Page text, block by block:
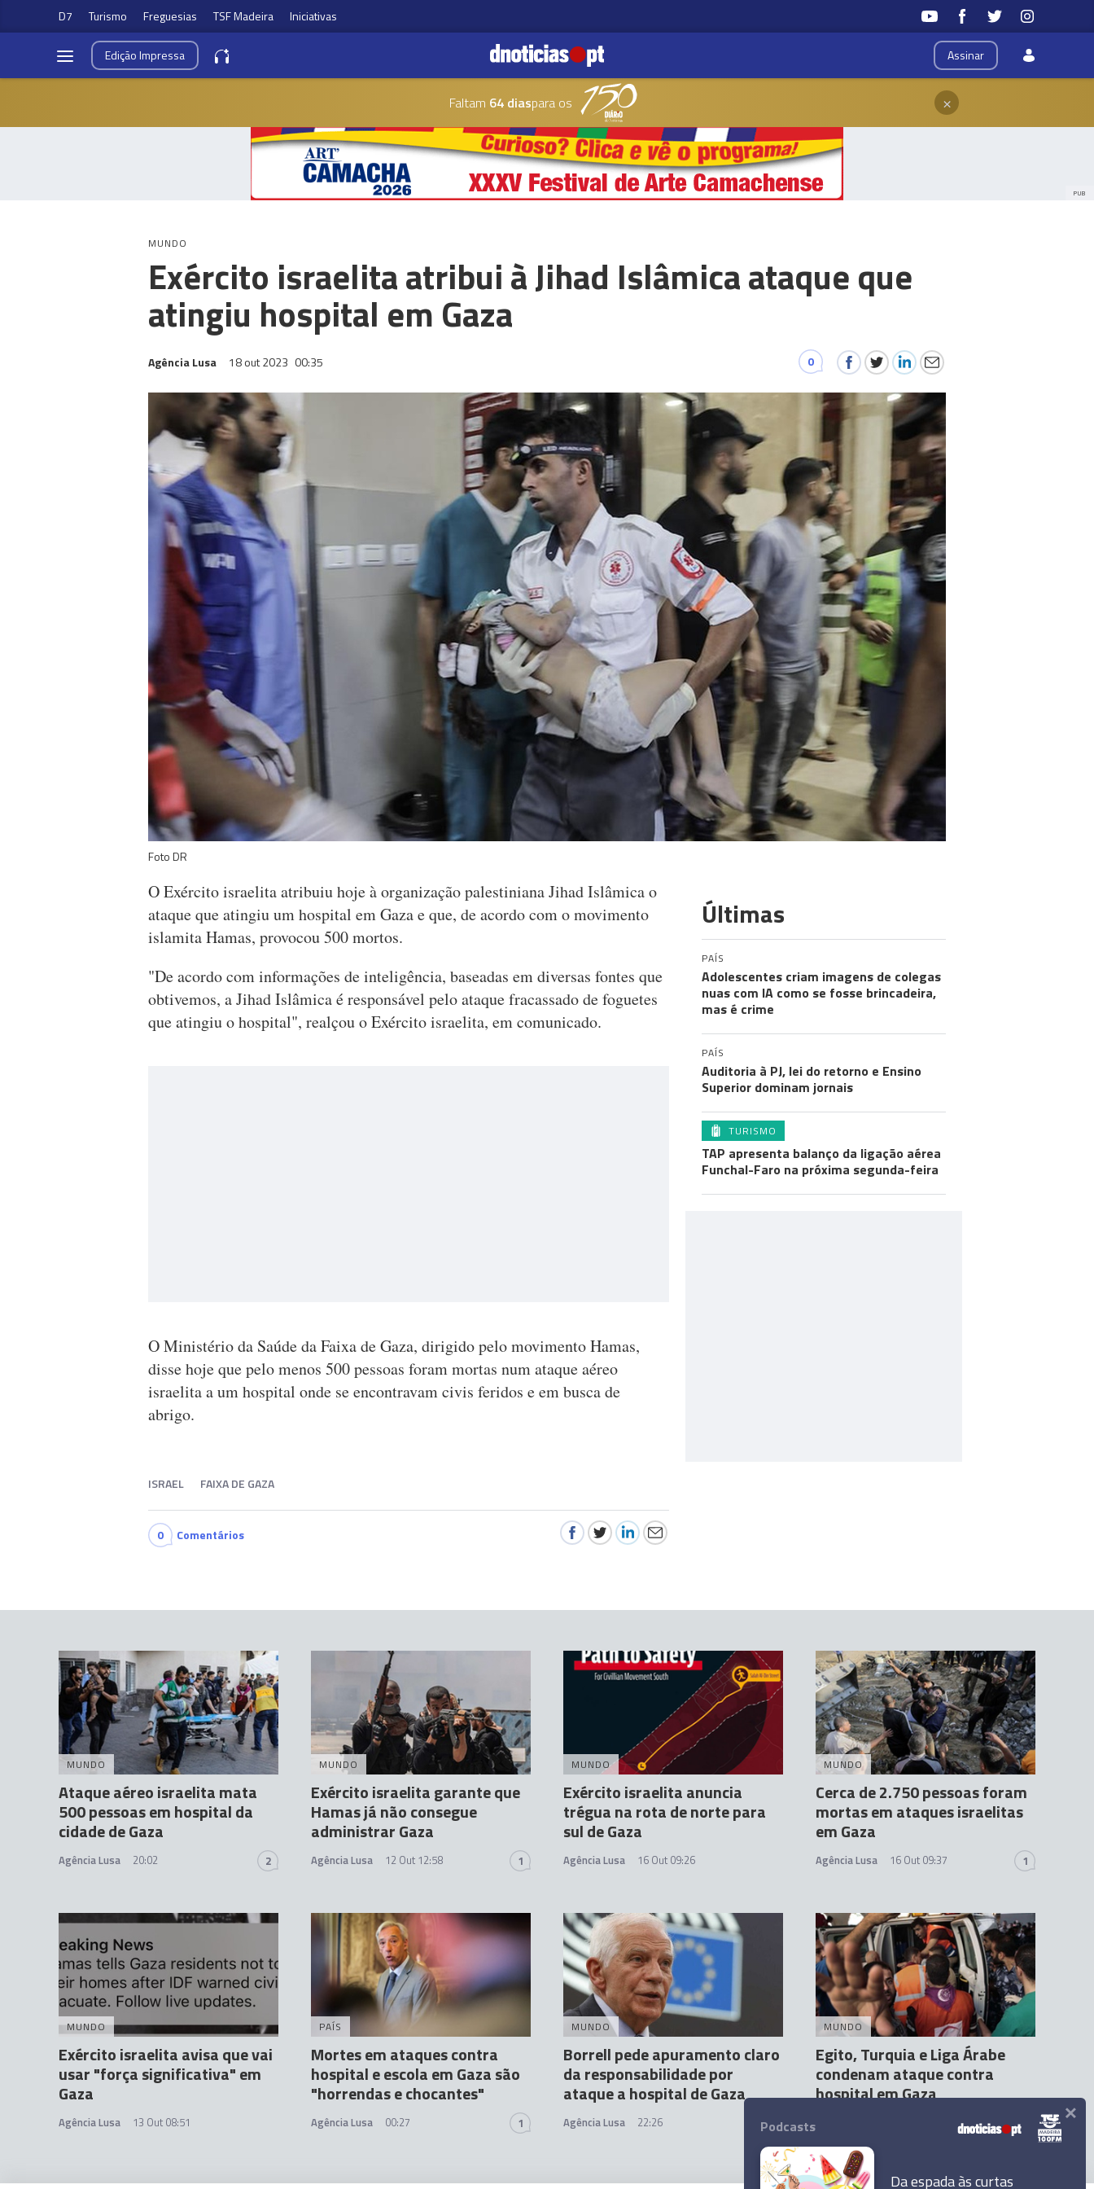
D7 Turismo Freguesias TSF Madeira Iniciativas
Assinar
EdiçãoImpressa
Faltam 64 diaspara os ×
PUB
MUNDO
Exército israelita atribui à Jihad Islâmica ataque que
atingiu hospital em Gaza
Agência Lusa 18 out 2023 00:35 0
Foto DR
O Exército israelita atribuiu hoje à organização palestiniana Jihad Islâmica o
ataque que atingiu um hospital em Gaza e que, de acordo com o movimento
islamita Hamas, provocou 500 mortos.
"De acordo com informações de inteligência, baseadas em diversas fontes que
obtivemos, a Jihad Islâmica é responsável pelo ataque fracassado de foguetes
que atingiu o hospital", realçou o Exército israelita, em comunicado.
O Ministério da Saúde da Faixa de Gaza, dirigido pelo movimento Hamas,
disse hoje que pelo menos 500 pessoas foram mortas num ataque aéreo
israelita a um hospital onde se encontravam civis feridos e em busca de
abrigo.
ISRAEL FAIXA DE GAZA
0 Comentários
Últimas
PAÍS
Adolescentes criam imagens de colegas
nuas com IA como se fosse brincadeira,
mas é crime
PAÍS
Auditoria à PJ, lei do retorno e Ensino
Superior dominam jornais
TURISMO
TAP apresenta balanço da ligação aérea
Funchal-Faro na próxima segunda-feira
MUNDO
Ataque aéreo israelita mata
500 pessoas em hospital da
cidade de Gaza
Agência Lusa 20:02 2
MUNDO
Exército israelita garante que
Hamas já não consegue
administrar Gaza
Agência Lusa 12 Out 12:58 1
MUNDO
Exército israelita anuncia
trégua na rota de norte para
sul de Gaza
Agência Lusa 16 Out 09:26
MUNDO
Cerca de 2.750 pessoas foram
mortas em ataques israelitas
em Gaza
Agência Lusa 16 Out 09:37 1
MUNDO
Exército israelita avisa que vai
usar "força significativa" em
Gaza
Agência Lusa 13 Out 08:51
PAÍS
Mortes em ataques contra
hospital e escola em Gaza são
"horrendas e chocantes"
Agência Lusa 00:27 1
MUNDO
Borrell pede apuramento claro
da responsabilidade por
ataque a hospital de Gaza
Agência Lusa 22:26
MUNDO
Egito, Turquia e Liga Árabe
condenam ataque contra
hospital em Gaza
Podcasts
Da espada às curtas
×